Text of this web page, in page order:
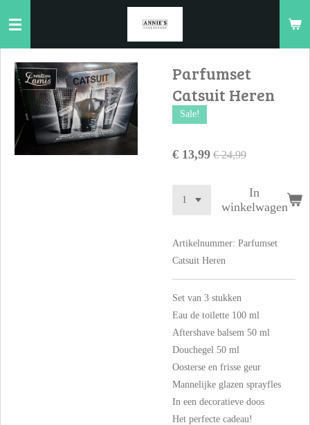
direct
naar
de
hoofdinhoud
Parfumset
Catsuit Heren
Sale!
€ 13,99 € 24,99
In
winkelwagen
Artikelnummer: Parfumset
Catsuit Heren
Set van 3 stukken
Eau de toilette 100 ml
Aftershave balsem 50 ml
Douchegel 50 ml
Oosterse en frisse geur
Mannelijke glazen sprayfles
In een decoratieve doos
Het perfecte cadeau!